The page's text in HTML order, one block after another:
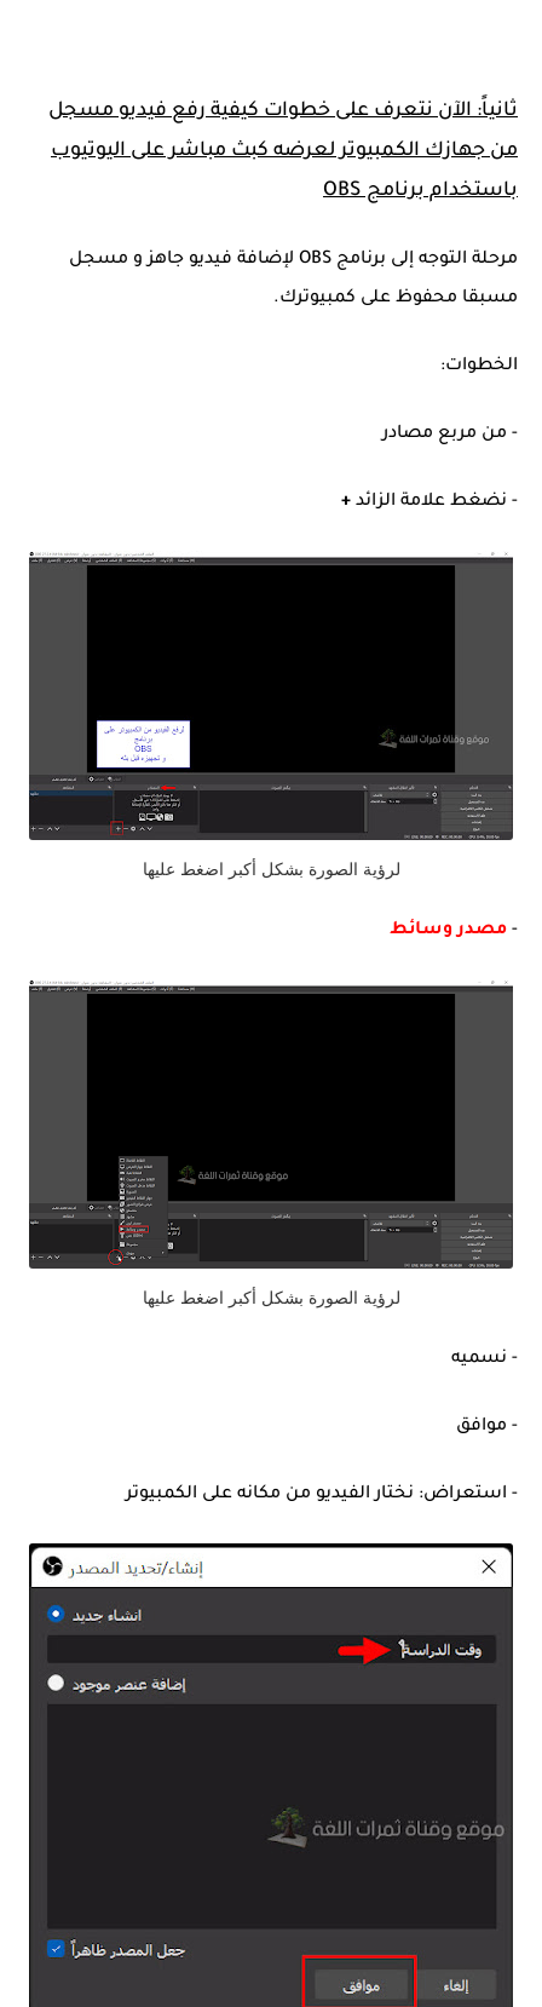
ثانياً: الآن نتعرف على خطوات كيفية رفع فيديو مسجل
من جهازك الكمبيوتر لعرضه كبث مباشر على اليوتيوب
باستخدام برنامج OBS
مرحلة التوجه إلى برنامج OBS لإضافة فيديو جاهز و مسجل
مسبقا محفوظ على كمبيوترك.
الخطوات:
- من مربع مصادر
- نضغط علامة الزائد +
لرؤية الصورة بشكل أكبر اضغط عليها
- مصدر وسائط
لرؤية الصورة بشكل أكبر اضغط عليها
- نسميه
- موافق
- استعراض: نختار الفيديو من مكانه على الكمبيوتر